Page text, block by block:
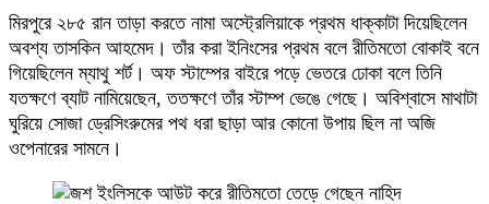
মিরপুরে ২৮৫ রান তাড়া করতে নামা অস্ট্রেলিয়াকে প্রথম ধাক্কাটা দিয়েছিলেন
অবশ্য তাসকিন আহমেদ। তাঁর করা ইনিংসের প্রথম বলে রীতিমতো বোকাই বনে
গিয়েছিলেন ম্যাথু শর্ট। অফ স্টাম্পের বাইরে পড়ে ভেতরে ঢোকা বলে তিনি
যতক্ষণে ব্যাট নামিয়েছেন, ততক্ষণে তাঁর স্টাম্প ভেঙে গেছে। অবিশ্বাসে মাথাটা
ঘুরিয়ে সোজা ড্রেসিংরুমের পথ ধরা ছাড়া আর কোনো উপায় ছিল না অজি
ওপেনারের সামনে।